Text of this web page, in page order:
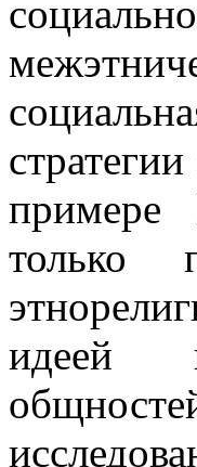
примере
только
идеей